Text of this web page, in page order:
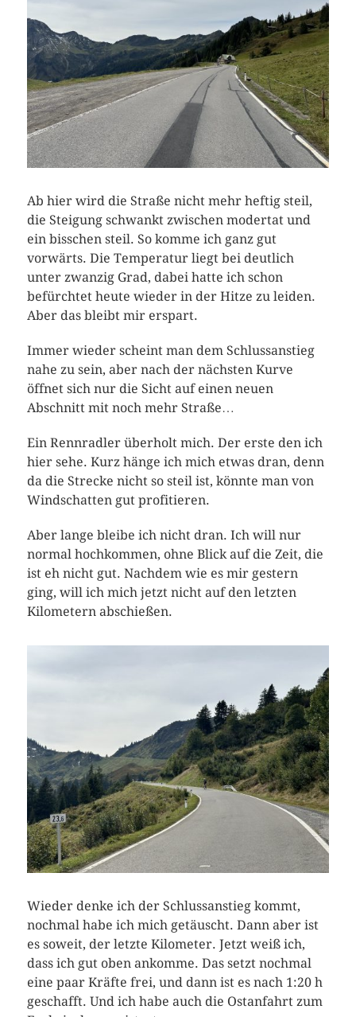
Ab hier wird die Straße nicht mehr heftig steil,
die Steigung schwankt zwischen modertat und
ein bisschen steil. So komme ich ganz gut
vorwärts. Die Temperatur liegt bei deutlich
unter zwanzig Grad, dabei hatte ich schon
befürchtet heute wieder in der Hitze zu leiden.
Aber das bleibt mir erspart.
Immer wieder scheint man dem Schlussanstieg
nahe zu sein, aber nach der nächsten Kurve
öffnet sich nur die Sicht auf einen neuen
Abschnitt mit noch mehr Straße…
Ein Rennradler überholt mich. Der erste den ich
hier sehe. Kurz hänge ich mich etwas dran, denn
da die Strecke nicht so steil ist, könnte man von
Windschatten gut profitieren.
Aber lange bleibe ich nicht dran. Ich will nur
normal hochkommen, ohne Blick auf die Zeit, die
ist eh nicht gut. Nachdem wie es mir gestern
ging, will ich mich jetzt nicht auf den letzten
Kilometern abschießen.
Wieder denke ich der Schlussanstieg kommt,
nochmal habe ich mich getäuscht. Dann aber ist
es soweit, der letzte Kilometer. Jetzt weiß ich,
dass ich gut oben ankomme. Das setzt nochmal
eine paar Kräfte frei, und dann ist es nach 1:20 h
geschafft. Und ich habe auch die Ostanfahrt zum